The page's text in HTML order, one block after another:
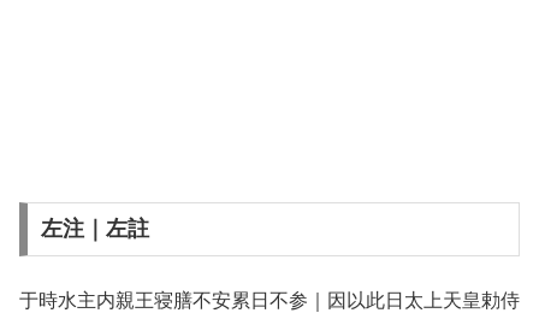
左注｜左註
于時水主内親王寝膳不安累日不参｜因以此日太上天皇勅侍